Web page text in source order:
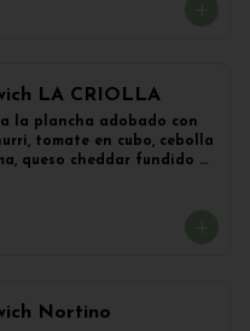
y lechuga con
LA CRIOLLA
la plancha adobado con
tomate en cubo, cebolla
queso cheddar fundido y
Nortino